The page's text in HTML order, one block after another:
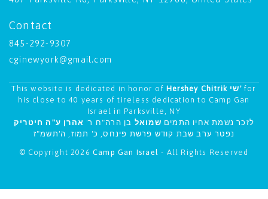
Contact
845-292-9307
cginewyork@gmail.com
This website is dedicated in honor of Hershey Chitrik שי' for
his close to 40 years of tireless dedication to Camp Gan
Israel in Parksville, NY
לזכר נשמת אחיו התמים שמואל בן הרה"ח ר' אהרן ע"ה חיטריק
נפטר ערב שבת קודש פרשת פינחס, כ' תמוז, ה'תשמ"ז
© Copyright 2026 Camp Gan Israel- All Rights Reserved